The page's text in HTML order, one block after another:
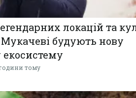
локацій та
будують нову
тому